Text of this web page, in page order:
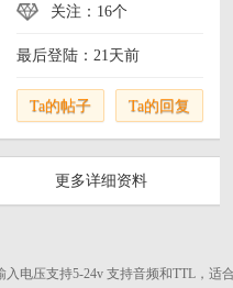
关注：16个
最后登陆：21天前
Ta的帖子 Ta的回复
更多详细资料
电压支持5-24v 支持音频和TTL，适